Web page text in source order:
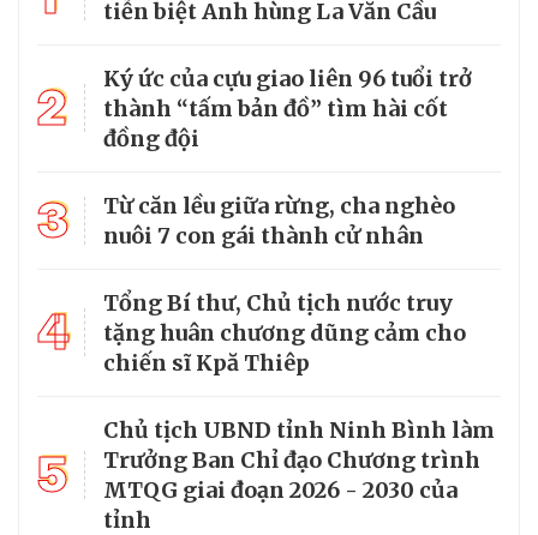
tiễn biệt Anh hùng La Văn Cầu
2
Ký ức của cựu giao liên 96 tuổi trở
thành “tấm bản đồ” tìm hài cốt
đồng đội
3
Từ căn lều giữa rừng, cha nghèo
nuôi 7 con gái thành cử nhân
4
Tổng Bí thư, Chủ tịch nước truy
tặng huân chương dũng cảm cho
chiến sĩ Kpă Thiêp
5
Chủ tịch UBND tỉnh Ninh Bình làm
Trưởng Ban Chỉ đạo Chương trình
MTQG giai đoạn 2026 - 2030 của
tỉnh